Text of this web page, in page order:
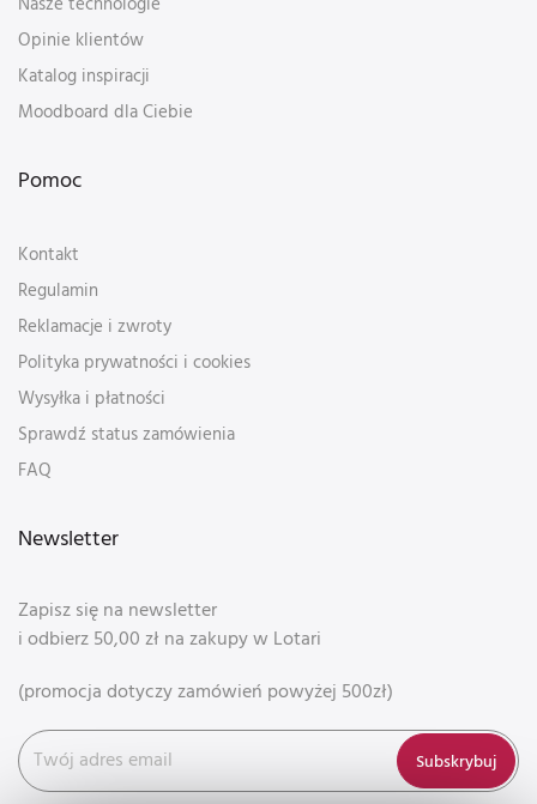
Opinie klientów
Katalog inspiracji
Moodboard dla Ciebie
Pomoc
Kontakt
Regulamin
Reklamacje i zwroty
Polityka prywatności i cookies
Wysyłka i płatności
Sprawdź status zamówienia
FAQ
Newsletter
Zapisz się na newsletter
i odbierz 50,00 zł na zakupy w Lotari
(promocja dotyczy zamówień powyżej 500zł)
Subskrybuj